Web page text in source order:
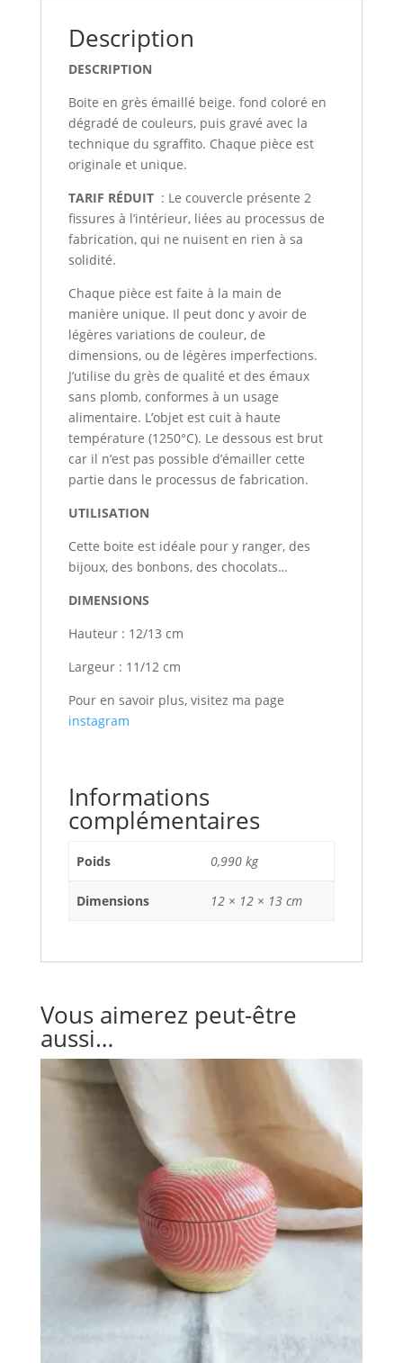
Description
DESCRIPTION
Boite en grès émaillé beige. fond coloré en
dégradé de couleurs, puis gravé avec la
technique du sgraffito. Chaque pièce est
originale et unique.
TARIF RÉDUIT: Le couvercle présente 2
fissures à l’intérieur, liées au processus de
fabrication, qui ne nuisent en rien à sa
solidité.
Chaque pièce est faite à la main de
manière unique. Il peut donc y avoir de
légères variations de couleur, de
dimensions, ou de légères imperfections.
J’utilise du grès de qualité et des émaux
sans plomb, conformes à un usage
alimentaire. L’objet est cuit à haute
température (1250°C). Le dessous est brut
car il n’est pas possible d’émailler cette
partie dans le processus de fabrication.
UTILISATION
Cette boite est idéale pour y ranger, des
bijoux, des bonbons, des chocolats…
DIMENSIONS
Hauteur : 12/13 cm
Largeur : 11/12 cm
Pour en savoir plus, visitez ma page
instagram
Informations
complémentaires
Poids 0,990 kg
Dimensions 12 × 12 × 13 cm
Vous aimerez peut-être
aussi…